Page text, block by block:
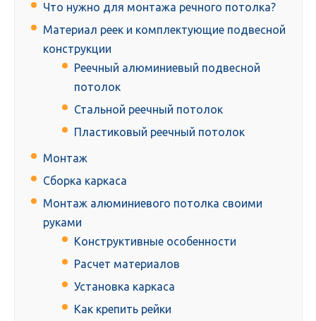
Что нужно для монтажа речного потолка?
Материал реек и комплектующие подвесной
конструкции
Реечный алюминиевый подвесной
потолок
Стальной реечный потолок
Пластиковый реечный потолок
Монтаж
Сборка каркаса
Монтаж алюминиевого потолка своими
руками
Конструктивные особенности
Расчет материалов
Установка каркаса
Как крепить рейки